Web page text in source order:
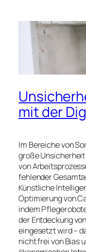
mit der
Im Bereiche von
große
von
fehlender
Künstliche
Optimierung von
indem
der Entdeckung
eingesetzt wird –
nicht frei von Bias